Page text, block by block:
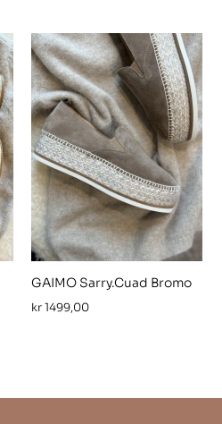
GAIMO Sarry.Cuad Bromo
kr1499,00